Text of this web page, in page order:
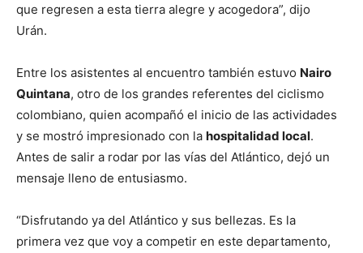
que regresen a esta tierra alegre y acogedora”, dijo
Urán.
Entre los asistentes al encuentro también estuvo Nairo
Quintana, otro de los grandes referentes del ciclismo
colombiano, quien acompañó el inicio de las actividades
y se mostró impresionado con la hospitalidad local.
Antes de salir a rodar por las vías del Atlántico, dejó un
mensaje lleno de entusiasmo.
“Disfrutando ya del Atlántico y sus bellezas. Es la
primera vez que voy a competir en este departamento,